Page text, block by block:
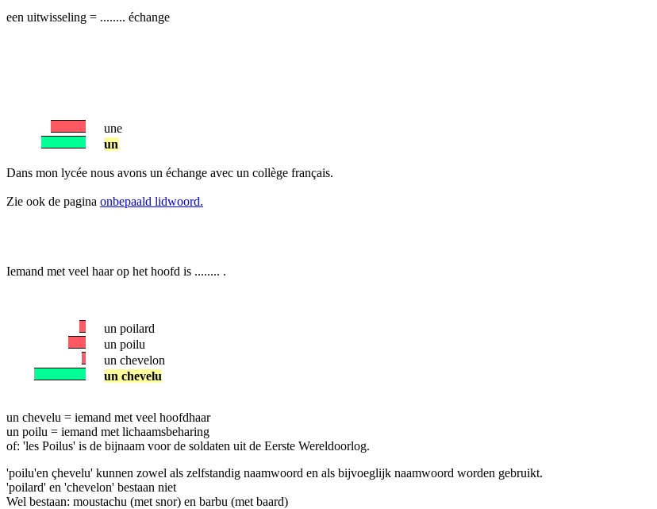
een uitwisseling = ........ échange
une
un
Dans mon lycée nous avons un échange avec un collège français.
Zie ook de pagina onbepaald lidwoord.
Iemand met veel haar op het hoofd is ........ .
un poilard
un poilu
un chevelon
un chevelu
un chevelu = iemand met veel hoofdhaar
un poilu = iemand met lichaamsbeharing
of: 'les Poilus' is de bijnaam voor de soldaten uit de Eerste Wereldoorlog.
'poilu'en çhevelu' kunnen zowel als zelfstandig naamwoord en als bijvoeglijk naamwoord worden gebruikt.
'poilard' en 'chevelon' bestaan niet
Wel bestaan: moustachu (met snor) en barbu (met baard)